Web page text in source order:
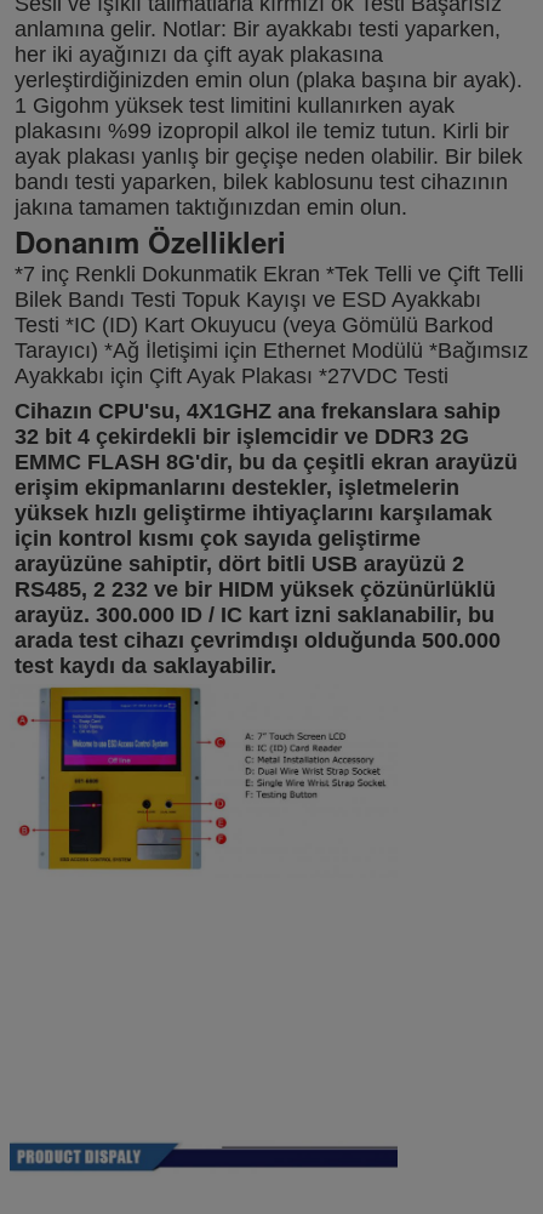
anlamına gelir. Notlar: Bir ayakkabı testi yaparken,
her iki ayağınızı da çift ayak plakasına
yerleştirdiğinizden emin olun (plaka başına bir ayak).
1 Gigohm yüksek test limitini kullanırken ayak
plakasını %99 izopropil alkol ile temiz tutun. Kirli bir
ayak plakası yanlış bir geçişe neden olabilir. Bir bilek
bandı testi yaparken, bilek kablosunu test cihazının
jakına tamamen taktığınızdan emin olun.
Donanım Özellikleri
*7 inç Renkli Dokunmatik Ekran *Tek Telli ve Çift Telli
Bilek Bandı Testi Topuk Kayışı ve ESD Ayakkabı
Testi *IC (ID) Kart Okuyucu (veya Gömülü Barkod
Tarayıcı) *Ağ İletişimi için Ethernet Modülü *Bağımsız
Ayakkabı için Çift Ayak Plakası *27VDC Testi
Cihazın CPU'su, 4X1GHZ ana frekanslara sahip
32 bit 4 çekirdekli bir işlemcidir ve DDR3 2G
EMMC FLASH 8G'dir, bu da çeşitli ekran arayüzü
erişim ekipmanlarını destekler, işletmelerin
yüksek hızlı geliştirme ihtiyaçlarını karşılamak
için kontrol kısmı çok sayıda geliştirme
arayüzüne sahiptir, dört bitli USB arayüzü 2
RS485, 2 232 ve bir HIDM yüksek çözünürlüklü
arayüz. 300.000 ID / IC kart izni saklanabilir, bu
arada test cihazı çevrimdışı olduğunda 500.000
test kaydı da saklayabilir.